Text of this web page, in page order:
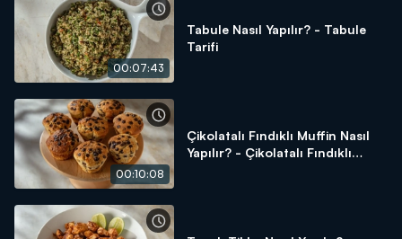
00:07:43
Tabule Nasıl Yapılır? - Tabule
Tarifi
00:10:08
Çikolatalı Fındıklı Muffin Nasıl
Yapılır? - Çikolatalı Fındıklı